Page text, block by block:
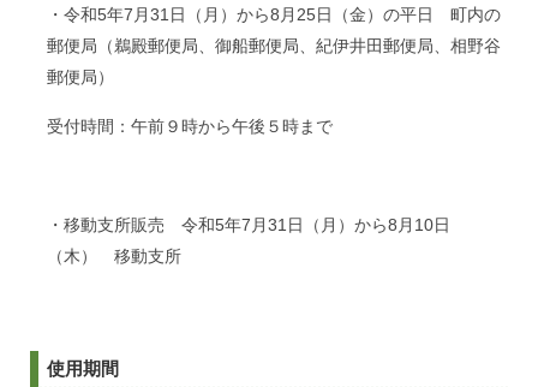
・令和5年7月31日（月）から8月25日（金）の平日 町内の
郵便局（鵜殿郵便局、御船郵便局、紀伊井田郵便局、相野谷
郵便局）
受付時間：午前９時から午後５時まで
・移動支所販売 令和5年7月31日（月）から8月10日
（木） 移動支所
使用期間